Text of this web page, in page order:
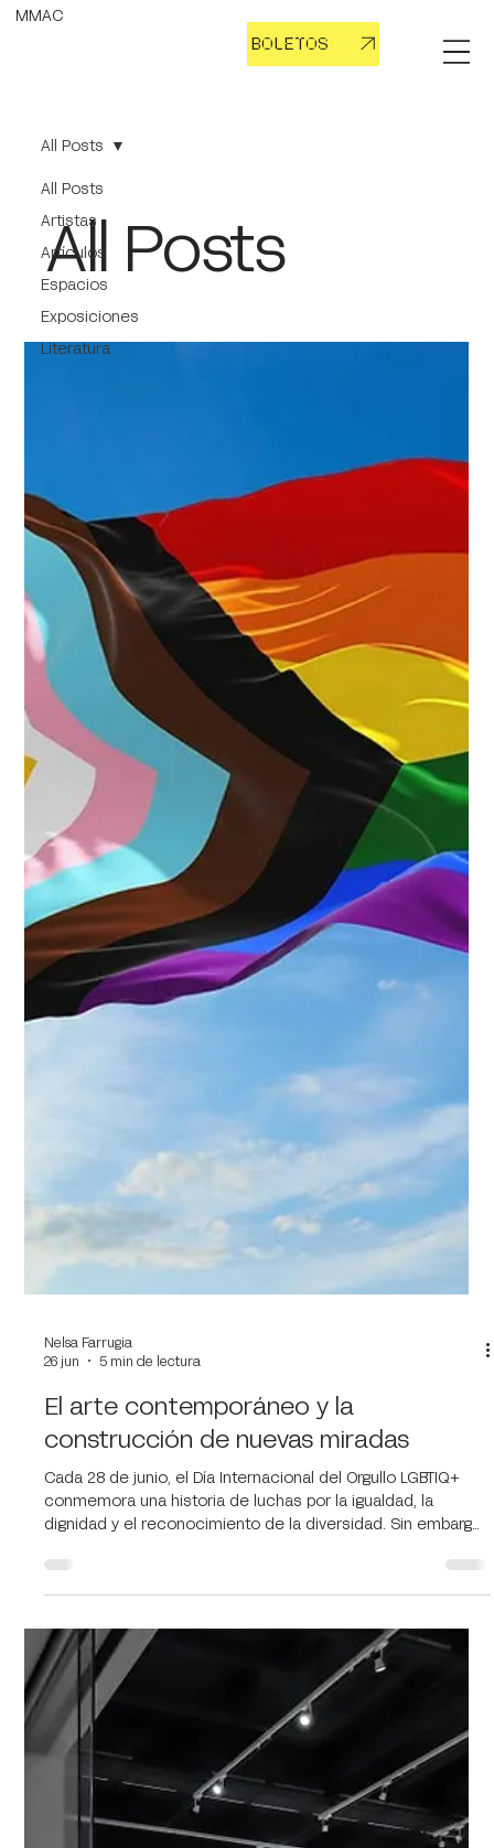
BOLETOS
MMAC
All Posts
Artistas
Artículos
Espacios
Exposiciones
Literatura
All Posts
All Posts
26 jun
5 min de lectura
El arte contemporáneo y la
construcción de nuevas miradas
Cada 28 de junio, el Día Internacional del Orgullo LGBTIQ+
conmemora una historia de luchas por la igualdad, la
dignidad y el reconocimiento de la diversidad. Sin embargo,
que han transformado la manera en que entendemos la
identidad, los afectos y la noción de comunidad. En ese
proceso, el arte contemporáneo ha desempeñado un papel
fundamental. A lo largo de las úl